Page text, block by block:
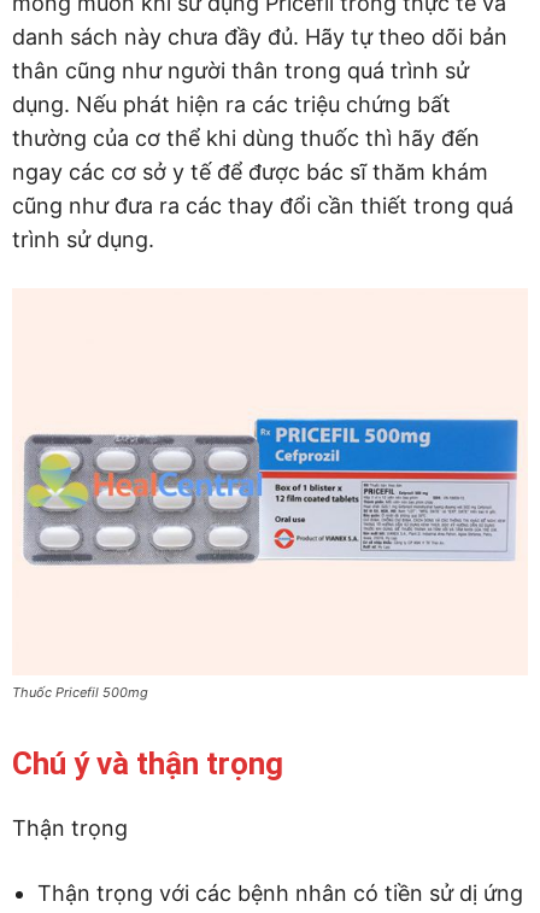
danh sách này chưa đầy đủ. Hãy tự theo dõi bản
thân cũng như người thân trong quá trình sử
dụng. Nếu phát hiện ra các triệu chứng bất
thường của cơ thể khi dùng thuốc thì hãy đến
ngay các cơ sở y tế để được bác sĩ thăm khám
cũng như đưa ra các thay đổi cần thiết trong quá
trình sử dụng.
Thuốc Pricefil 500mg
Chú ý và thận trọng
Thận trọng
Thận trọng với các bệnh nhân có tiền sử dị ứng